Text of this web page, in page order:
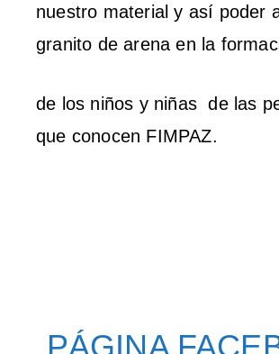
nuestro material y así poder
granito de arena en la
de los niños y niñas de las
que conocen FIMPAZ.
PÁGINA